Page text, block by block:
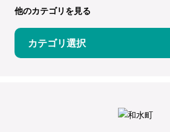
他のカテゴリを見る
カテゴリ選択